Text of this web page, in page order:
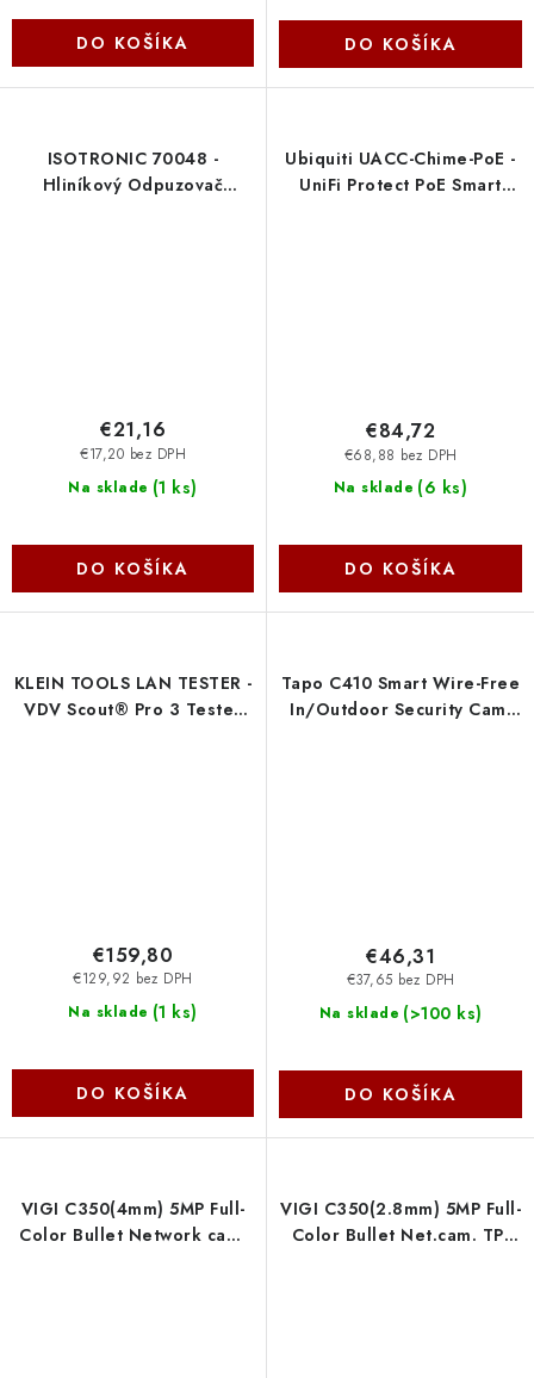
DO KOŠÍKA DO KOŠÍKA
ISOTRONIC 70048 -
Hliníkový Odpuzovač
Na sklade (1 ks)
€17,20 bez DPH
€21,16
DO KOŠÍKA
Ubiquiti UACC-Chime-PoE -
UniFi Protect PoE Smart
Na sklade (6 ks)
€68,88 bez DPH
€84,72
DO KOŠÍKA
KLEIN TOOLS LAN TESTER -
VDV Scout® Pro 3 Tester
Na sklade (1 ks)
€129,92 bez DPH
€159,80
DO KOŠÍKA
Tapo C410 Smart Wire-Free
In/Outdoor Security Cam.
Na sklade (>100 ks)
€37,65 bez DPH
€46,31
DO KOŠÍKA
VIGI C350(4mm) 5MP Full-
Color Bullet Network cam.
VIGI C350(2.8mm) 5MP Full-
Color Bullet Net.cam. TP-